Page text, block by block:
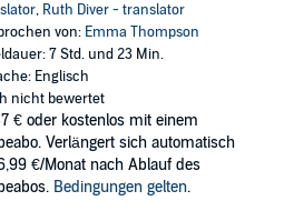
, Ruth Diver - translator
von: Emma Thompson
7 Std. und 23 Min.
Englisch
nicht bewertet
€ oder kostenlos mit einem
Verlängert sich automatisch
€/Monat nach Ablauf des
Bedingungen gelten.